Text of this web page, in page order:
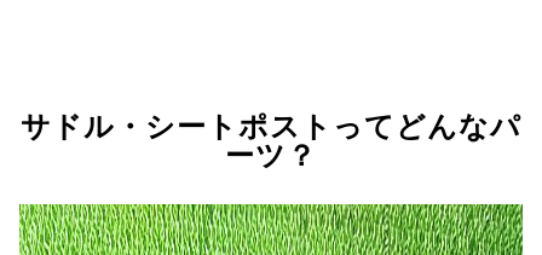
サドル・シートポストってどんなパ
ーツ？